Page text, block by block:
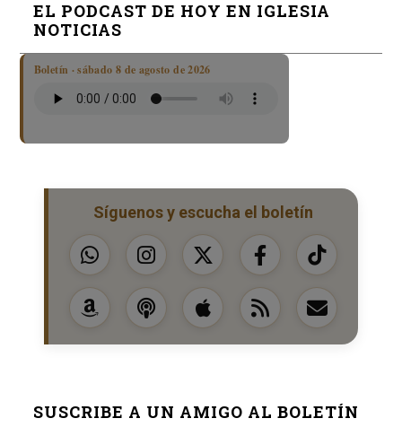
EL PODCAST DE HOY EN IGLESIA
NOTICIAS
Boletín · sábado 8 de agosto de 2026
Síguenos y escucha el boletín
SUSCRIBE A UN AMIGO AL BOLETÍN